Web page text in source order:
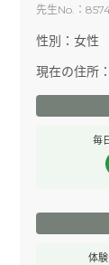
先生No. ：
性別：女性
現在の住所：
毎
体